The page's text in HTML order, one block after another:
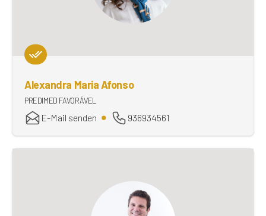
Alexandra Maria Afonso
PREDIMED FAVORÁVEL
E-Mail senden 936934561